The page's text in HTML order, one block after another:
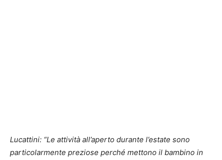
Lucattini: “Le attività all’aperto durante l’estate sono
particolarmente preziose perché mettono il bambino in